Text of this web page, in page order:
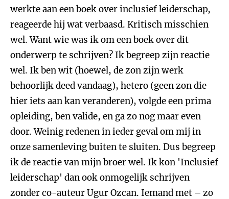
werkte aan een boek over inclusief leiderschap,
reageerde hij wat verbaasd. Kritisch misschien
wel. Want wie was ik om een boek over dit
onderwerp te schrijven? Ik begreep zijn reactie
wel. Ik ben wit (hoewel, de zon zijn werk
behoorlijk deed vandaag), hetero (geen zon die
hier iets aan kan veranderen), volgde een prima
opleiding, ben valide, en ga zo nog maar even
door. Weinig redenen in ieder geval om mij in
onze samenleving buiten te sluiten. Dus begreep
ik de reactie van mijn broer wel. Ik kon 'Inclusief
leiderschap' dan ook onmogelijk schrijven
zonder co-auteur Ugur Ozcan. Iemand met – zo